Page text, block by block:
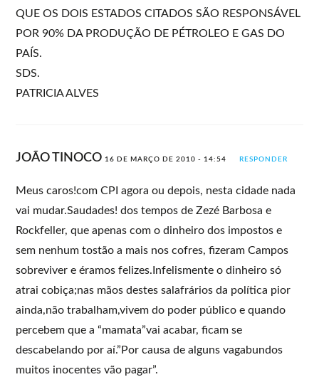
QUE OS DOIS ESTADOS CITADOS SÃO RESPONSÁVEL
POR 90% DA PRODUÇÃO DE PÉTROLEO E GAS DO
PAÍS.
SDS.
PATRICIA ALVES
JOÃO TINOCO 16 DE MARÇO DE 2010 - 14:54 RESPONDER
Meus caros!com CPI agora ou depois, nesta cidade nada
vai mudar.Saudades! dos tempos de Zezé Barbosa e
Rockfeller, que apenas com o dinheiro dos impostos e
sem nenhum tostão a mais nos cofres, fizeram Campos
sobreviver e éramos felizes.Infelismente o dinheiro só
atrai cobiça;nas mãos destes salafrários da política pior
ainda,não trabalham,vivem do poder público e quando
percebem que a “mamata”vai acabar, ficam se
descabelando por aí.”Por causa de alguns vagabundos
muitos inocentes vão pagar”.